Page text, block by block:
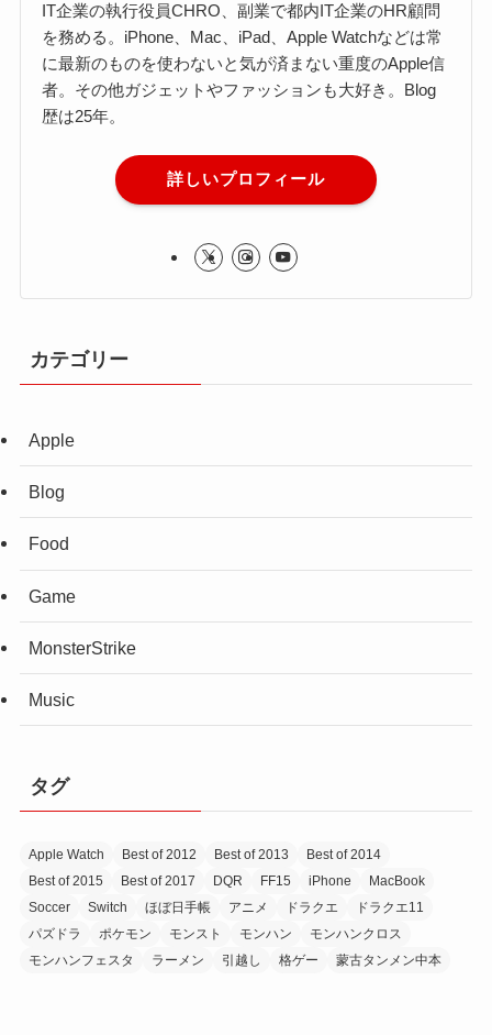
IT企業の執行役員CHRO、副業で都内IT企業のHR顧問
を務める。iPhone、Mac、iPad、Apple Watchなどは常
に最新のものを使わないと気が済まない重度のApple信
者。その他ガジェットやファッションも大好き。Blog
歴は25年。
詳しいプロフィール
カテゴリー
Apple
Blog
Food
Game
MonsterStrike
Music
タグ
Apple Watch Best of 2012 Best of 2013
Best of 2014
Best of 2015
Best of 2017 DQR FF15 iPhone
MacBook
Soccer
Switch ほぼ日手帳 アニメ ドラクエ
ドラクエ11
パズドラ
ポケモン モンスト モンハン
モンハンクロス
モンハンフェスタ
ラーメン 引越し 格ゲー 蒙古タンメン中本